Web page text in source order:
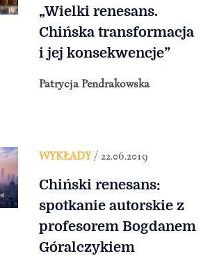
„Wielki renesans.
Chińska transformacja
i jej konsekwencje”
Patrycja Pendrakowska
WYKŁADY/ 22.06.2019
Chiński renesans:
spotkanie autorskie z
profesorem Bogdanem
Góralczykiem